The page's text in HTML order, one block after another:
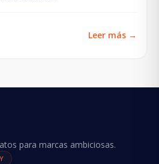
Leer más →
para marcas ambiciosas.